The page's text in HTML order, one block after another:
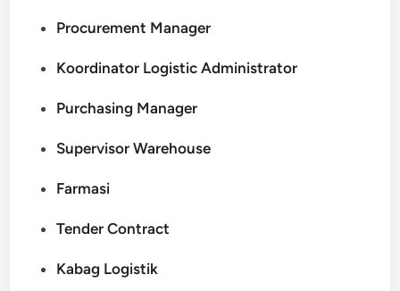
Procurement Manager
Koordinator Logistic Administrator
Purchasing Manager
Supervisor Warehouse
Farmasi
Tender Contract
Kabag Logistik